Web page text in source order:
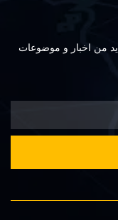
من اخبار و موضوعات